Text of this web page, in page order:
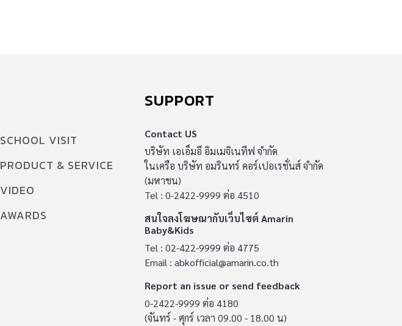
SCHOOL VISIT
PRODUCT & SERVICE
VIDEO
AWARDS
SUPPORT
Contact US
บริษัท เอเอ็มอี อิมเมจิเนทีฟ จำกัด
ในเครือ บริษัท อมรินทร์ คอร์เปอเรชั่นส์ จำกัด
(มหาชน)
Tel : 0-2422-9999 ต่อ 4510
สนใจลงโฆษณากับเว็บไซต์ Amarin
Baby&Kids
Tel : 02-422-9999 ต่อ 4775
Email : abkofficial@amarin.co.th
Report an issue or send feedback
0-2422-9999 ต่อ 4180
(จันทร์ - ศุกร์ เวลา 09.00 - 18.00 น)